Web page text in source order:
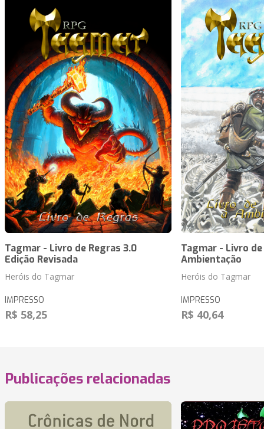
Tagmar - Livro de Regras 3.0
Edição Revisada
Heróis do Tagmar
IMPRESSO
R$ 58,25
Tagmar - Livro
Ambientação
Heróis do Tagmar
IMPRESSO
R$ 40,64
Publicações relacionadas